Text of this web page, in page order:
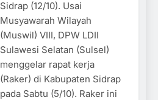
Sidrap (12/10). Usai
Musyawarah Wilayah
(Muswil) VIII, DPW LDII
Sulawesi Selatan (Sulsel)
menggelar rapat kerja
(Raker) di Kabupaten Sidrap
pada Sabtu (5/10). Raker ini